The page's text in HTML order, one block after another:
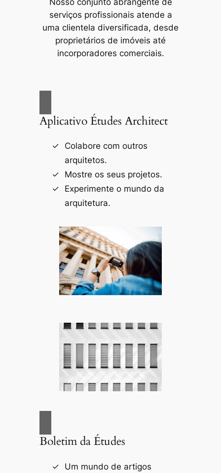
Nosso conjunto abrangente de
serviços profissionais atende a
uma clientela diversificada, desde
proprietários de imóveis até
incorporadores comerciais.
Aplicativo Études Architect
Colabore com outros
arquitetos.
Mostre os seus projetos.
Experimente o mundo da
arquitetura.
Boletim da Études
Um mundo de artigos